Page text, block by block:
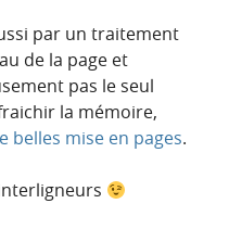
par un traitement
de la page et
pas le seul
la mémoire,
belles mise en pages.